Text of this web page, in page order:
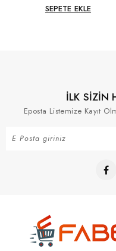
SEPETE EKLE
İLK SİZİN
Eposta Listemize Kayıt